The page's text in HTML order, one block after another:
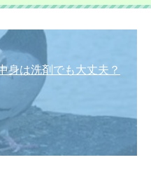
身は洗剤でも大丈夫？